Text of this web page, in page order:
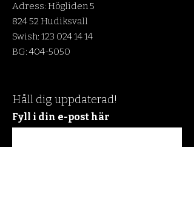
Adress: Högliden 5
824 52 Hudiksvall
Swish: 123 024 14 14
BG:404-5050
Håll dig uppdaterad!
Fyll i din e-post här